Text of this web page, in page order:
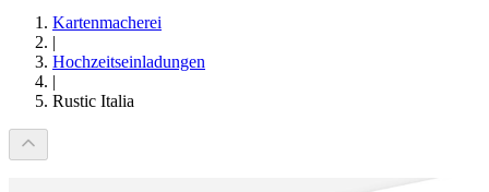
Kartenmacherei
|
Hochzeitseinladungen
|
Rustic Italia